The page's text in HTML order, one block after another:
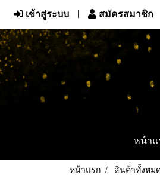
เข้าสู่ระบบ สมัครสมาชิก
หน้าแ
หน้าแรก สินค้าทั้งหมด